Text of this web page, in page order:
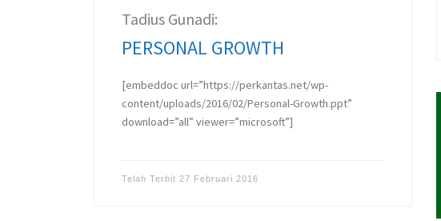
Tadius Gunadi:
PERSONAL GROWTH
[embeddoc url=”https://perkantas.net/wp-
content/uploads/2016/02/Personal-Growth.ppt”
download=”all” viewer=”microsoft”]
Telah Terbit 27 Februari 2016